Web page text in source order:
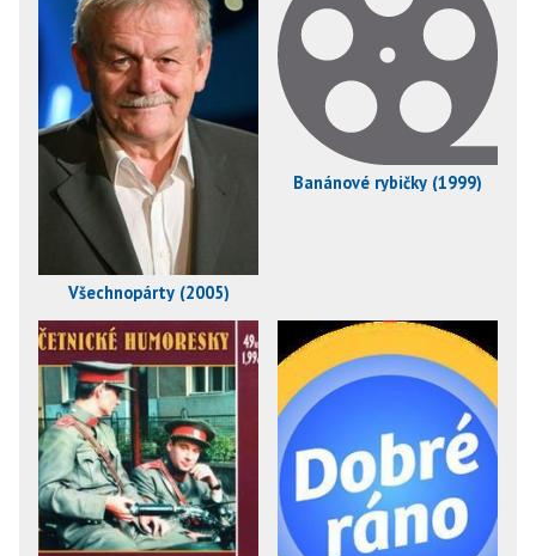
Všechnopárty (2005)
Banánové rybičky (1999)